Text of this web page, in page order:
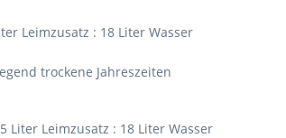
Leimzusatz : 18 Liter Wasser
trockene Jahreszeiten
Liter Leimzusatz : 18 Liter Wasser